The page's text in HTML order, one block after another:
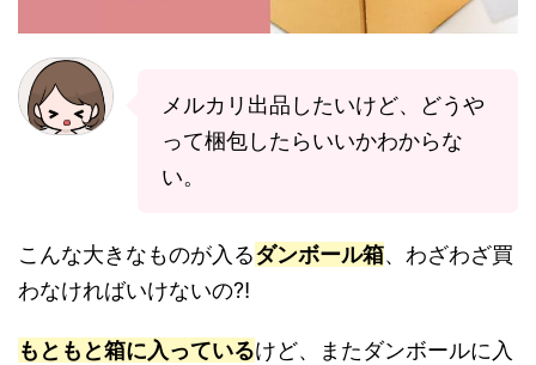
メルカリ出品したいけど、どうや
って梱包したらいいかわからな
い。
こんな大きなものが入るダンボール箱、わざわざ買
わなければいけないの⁈
もともと箱に入っているけど、またダンボールに入